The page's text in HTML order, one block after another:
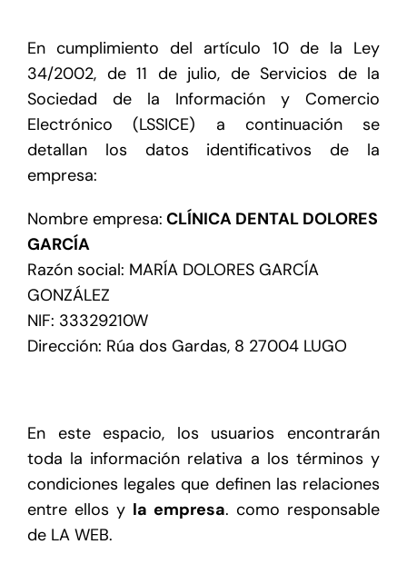
En cumplimiento del artículo 10 de la Ley
34/2002, de 11 de julio, de Servicios de la
Sociedad de la Información y Comercio
Electrónico (LSSICE) a continuación se
detallan los datos identificativos de la
empresa:
Nombre empresa: CLÍNICA DENTAL DOLORES
GARCÍA
Razón social: MARÍA DOLORES GARCÍA
GONZÁLEZ
NIF: 33329210W
Dirección: Rúa dos Gardas, 8 27004 LUGO
En este espacio, los usuarios encontrarán
toda la información relativa a los términos y
condiciones legales que definen las relaciones
entre ellos y la empresa. como responsable
de LA WEB.